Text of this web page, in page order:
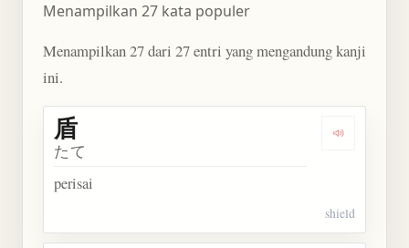
Menampilkan 27 kata populer
Menampilkan 27 dari 27 entri yang mengandung kanji
ini.
Dengarkan
盾
たて
perisai
shield